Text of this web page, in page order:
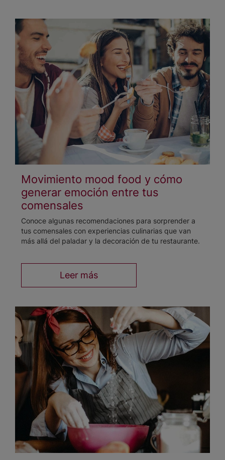
Movimiento mood food y cómo
generar emoción entre tus
comensales
Conoce algunas recomendaciones para sorprender a
tus comensales con experiencias culinarias que van
más allá del paladar y la decoración de tu restaurante.
Leer más